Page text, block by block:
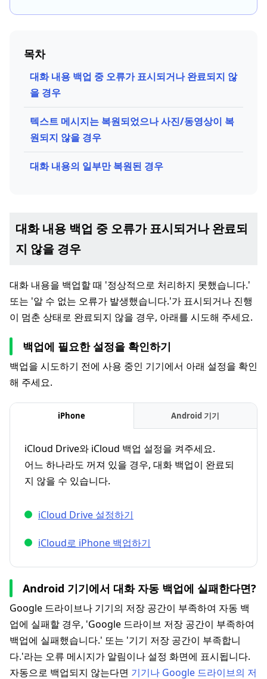
목차
대화 내용 백업 중 오류가 표시되거나 완료되지 않
을 경우
텍스트 메시지는 복원되었으나 사진/동영상이 복
원되지 않을 경우
대화 내용의 일부만 복원된 경우
대화 내용 백업 중 오류가 표시되거나 완료되
지 않을 경우
대화 내용을 백업할 때 '정상적으로 처리하지 못했습니다.'
또는 '알 수 없는 오류가 발생했습니다.'가 표시되거나 진행
이 멈춘 상태로 완료되지 않을 경우, 아래를 시도해 주세요.
백업에 필요한 설정을 확인하기
백업을 시도하기 전에 사용 중인 기기에서 아래 설정을 확인
해 주세요.
iPhone Android 기기
iCloud Drive와 iCloud 백업 설정을 켜주세요.
어느 하나라도 꺼져 있을 경우, 대화 백업이 완료되
지 않을 수 있습니다.
iCloud Drive 설정하기
iCloud로 iPhone 백업하기
Android 기기에서 대화 자동 백업에 실패한다면?
Google 드라이브나 기기의 저장 공간이 부족하여 자동 백
업에 실패할 경우, 'Google 드라이브 저장 공간이 부족하여
백업에 실패했습니다.' 또는 '기기 저장 공간이 부족합니
다.'라는 오류 메시지가 알림이나 설정 화면에 표시됩니다.
자동으로 백업되지 않는다면 기기나 Google 드라이브의 저